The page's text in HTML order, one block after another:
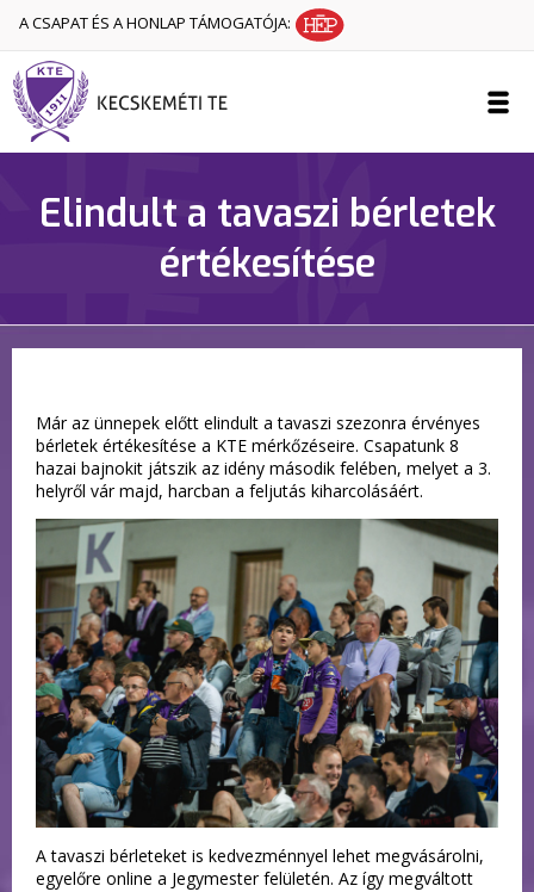
A CSAPAT ÉS A HONLAP TÁMOGATÓJA:
Elindult a tavaszi bérletek
értékesítése
Már az ünnepek előtt elindult a tavaszi szezonra érvényes
bérletek értékesítése a KTE mérkőzéseire. Csapatunk 8
hazai bajnokit játszik az idény második felében, melyet a 3.
helyről vár majd, harcban a feljutás kiharcolásáért.
A tavaszi bérleteket is kedvezménnyel lehet megvásárolni,
egyelőre online a Jegymester felületén. Az így megváltott